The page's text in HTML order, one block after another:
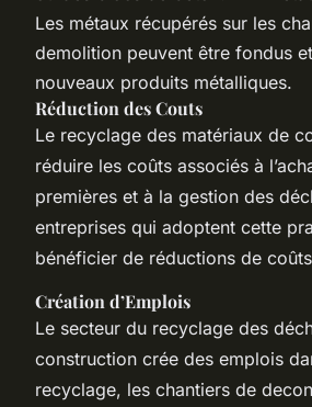
Les métaux récupérés sur les
demolition peuvent être fondus
nouveaux produits métalliques.
Réduction des Couts
Le recyclage des matériaux de
réduire les coûts associés à
premières et à la gestion des
entreprises qui adoptent cette
bénéficier de réductions de
Création d’Emplois
Le secteur du recyclage des
construction crée des emplois
recyclage, les chantiers de